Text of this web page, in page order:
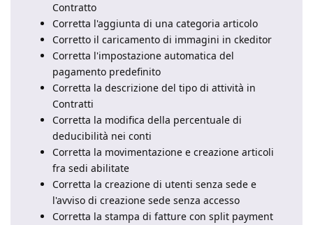
Contratto
Corretta l'aggiunta di una categoria articolo
Corretto il caricamento di immagini in ckeditor
Corretta l'impostazione automatica del
pagamento predefinito
Corretta la descrizione del tipo di attività in
Contratti
Corretta la modifica della percentuale di
deducibilità nei conti
Corretta la movimentazione e creazione articoli
fra sedi abilitate
Corretta la creazione di utenti senza sede e
l'avviso di creazione sede senza accesso
Corretta la stampa di fatture con split payment